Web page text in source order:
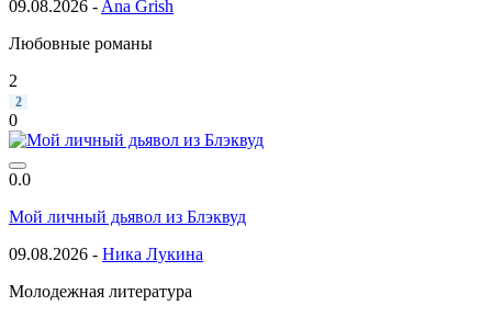
09.08.2026 - Ana Grish
Любовные романы
2
2
0
0.0
Мой личный дьявол из Блэквуд
09.08.2026 - Ника Лукина
Молодежная литература